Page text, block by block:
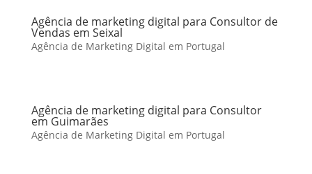
Agência de marketing digital para Consultor de
Vendas em Seixal
Agência de Marketing Digital em Portugal
Agência de marketing digital para Consultor
em Guimarães
Agência de Marketing Digital em Portugal